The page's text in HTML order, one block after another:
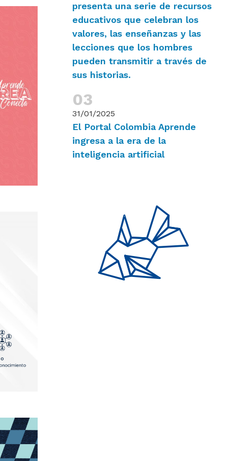
presenta una serie de recursos
educativos que celebran los
valores, las enseñanzas y las
lecciones que los hombres
pueden transmitir a través de
sus historias.
31/01/2025
El Portal Colombia Aprende
ingresa a la era de la
inteligencia artificial